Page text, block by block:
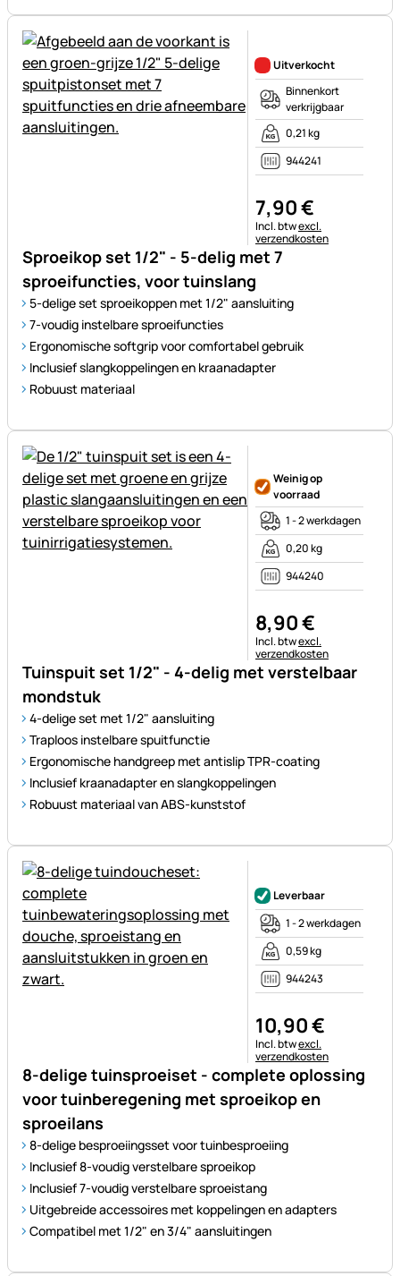
Sproeikop set 1/2" - 5-delig met 7
sproeifuncties, voor tuinslang
5-delige set sproeikoppen met 1/2" aansluiting
7-voudig instelbare sproeifuncties
Ergonomische softgrip voor comfortabel gebruik
Inclusief slangkoppelingen en kraanadapter
Robuust materiaal
Uitverkocht
Binnenkort
verkrijgbaar
0,21 kg
944241
7,90€
Belastinginformatie:
Incl. btwexcl.
verzendkosten
Tuinspuit set 1/2" - 4-delig met verstelbaar
mondstuk
4-delige set met 1/2" aansluiting
Traploos instelbare spuitfunctie
Ergonomische handgreep met antislip TPR-coating
Inclusief kraanadapter en slangkoppelingen
Robuust materiaal van ABS-kunststof
Weinig op
voorraad
1 - 2 werkdagen
0,20 kg
944240
8,90€
Belastinginformatie:
Incl. btwexcl.
verzendkosten
8-delige tuinsproeiset - complete oplossing
voor tuinberegening met sproeikop en
sproeilans
8-delige besproeiingsset voor tuinbesproeiing
Inclusief 8-voudig verstelbare sproeikop
Inclusief 7-voudig verstelbare sproeistang
Uitgebreide accessoires met koppelingen en adapters
Compatibel met 1/2" en 3/4" aansluitingen
Leverbaar
1 - 2 werkdagen
0,59 kg
944243
10,90€
Belastinginformatie:
Incl. btwexcl.
verzendkosten